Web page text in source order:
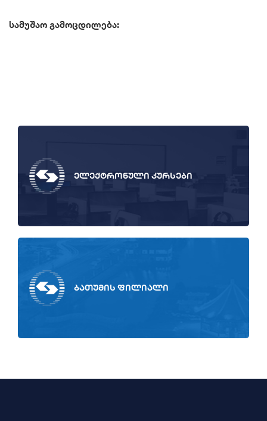
სამუშაო გამოცდილება:
ელექტრონული კურსები
ბათუმის ფილიალი